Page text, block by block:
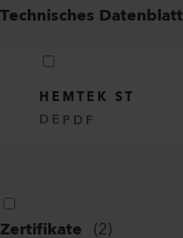
Technisches Datenblatt
HEMTEK ST
DE PDF
Zertifikate (2)